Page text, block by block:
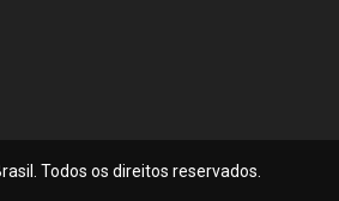
Todos os direitos reservados.